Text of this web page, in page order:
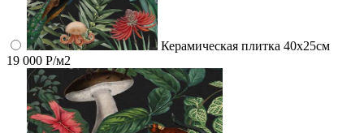
Керамическая плитка 40х25см
19 000 Р/м2